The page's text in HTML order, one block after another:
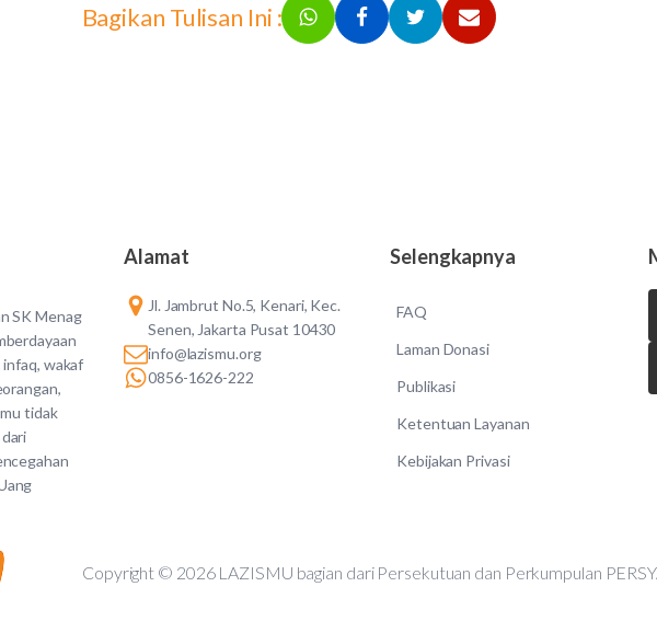
Bagikan Tulisan Ini :
SK Menag
infaq, wakaf
tidak
Alamat
Jl. Jambrut No.5, Kenari, Kec.
Senen, Jakarta Pusat 10430
info@lazismu.org
0856-1626-222
Selengkapnya
FAQ
Laman Donasi
Publikasi
Ketentuan Layanan
Kebijakan Privasi
Copyright © 2026 LAZISMU bagian dari Persekutuan dan Perkumpulan